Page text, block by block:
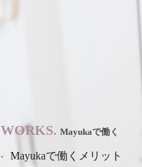
WORKS. Mayukaで働く
Mayukaで働くメリット